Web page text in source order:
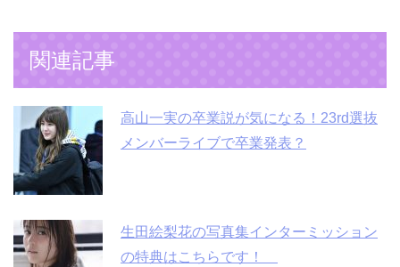
関連記事
高山一実の卒業説が気になる！23rd選抜
メンバーライブで卒業発表？
生田絵梨花の写真集インターミッション
の特典はこちらです！